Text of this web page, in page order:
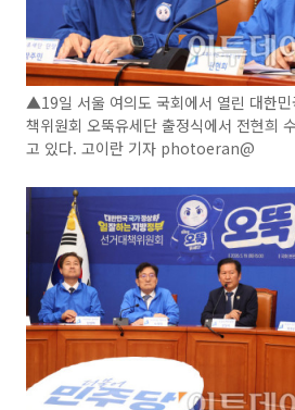
▲19일 서울 여의도 국회에서 열린 대한민
책위원회 오뚝유세단 출정식에서 전현희
고 있다. 고이란 기자 photoeran@